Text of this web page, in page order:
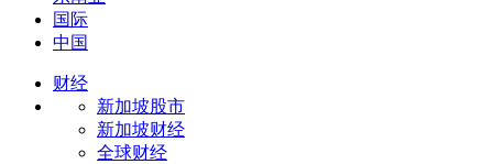
国际
中国
财经
新加坡股市
新加坡财经
全球财经